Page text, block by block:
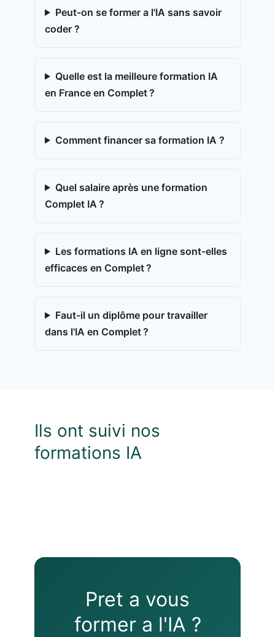
Peut-on se former a l'IA sans savoir
coder ?
Quelle est la meilleure formation IA
en France en Complet ?
Comment financer sa formation IA ?
Quel salaire après une formation
Complet IA ?
Les formations IA en ligne sont-elles
efficaces en Complet ?
Faut-il un diplôme pour travailler
dans l'IA en Complet ?
Ils ont suivi nos
formations IA
Pret a vous
former a l'IA ?